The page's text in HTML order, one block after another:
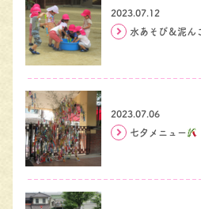
2023.07.12
2023.07.06
七夕メニュー